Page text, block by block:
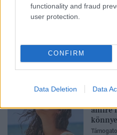
functionality and fraud
user protection.
CONFIRM
Data Deletion Data
amire